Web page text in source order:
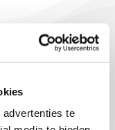
te